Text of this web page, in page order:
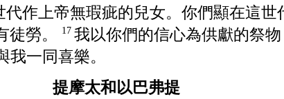
作上帝無瑕疵的兒女。你們顯在這世
徒勞。
17 我以你們的信心為供獻的祭
一同喜樂。
提摩太和以巴弗提